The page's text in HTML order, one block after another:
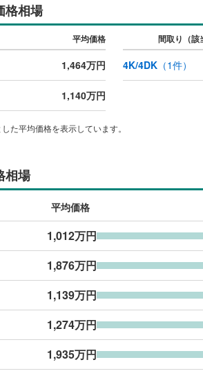
格相場
平均価格 間取り（該
1,464万円 4K/4DK（1件）
1,140万円
た平均価格を表示しています。
相場
平均価格
1,012万円
1,876万円
1,139万円
1,274万円
1,935万円